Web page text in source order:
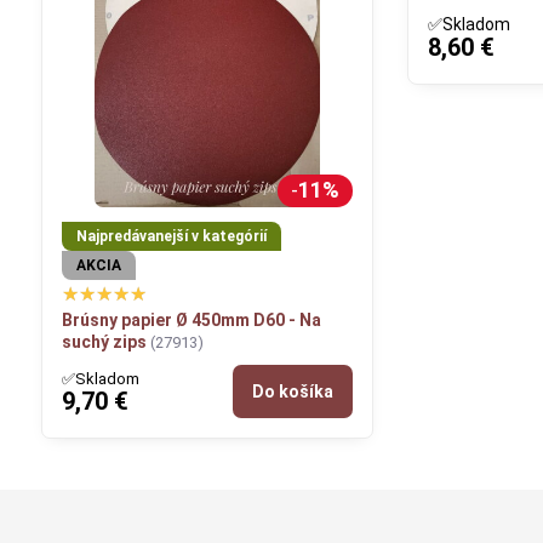
✅Skladom
8,60 €
11%
Najpredávanejší v kategórií
AKCIA
Brúsny papier Ø 450mm D60 - Na
suchý zips (27913)
✅Skladom
9,70 € Do košíka